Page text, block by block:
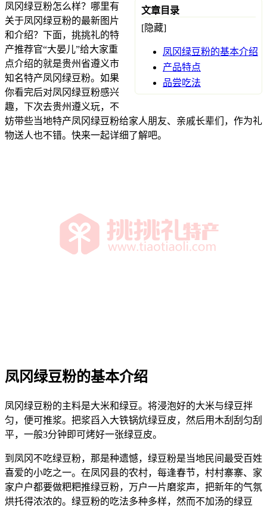
文章目录
[隐藏]
凤冈绿豆粉的基本介绍
产品特点
品尝吃法
凤冈绿豆粉怎么样？哪里有
关于凤冈绿豆粉的最新图片
和介绍？下面，挑挑礼的特
产推荐官“大晏儿”给大家重
点介绍的就是贵州省遵义市
知名特产凤冈绿豆粉。如果
你看完后对凤冈绿豆粉感兴
趣，下次去贵州遵义玩，不
妨带些当地特产凤冈绿豆粉给家人朋友、亲戚长辈们，作为礼
物送人也不错。快来一起详细了解吧。
凤冈绿豆粉的基本介绍
凤冈绿豆粉的主料是大米和绿豆。将浸泡好的大米与绿豆拌
匀，便可推浆。把浆舀入大铁锅炕绿豆皮，然后用木刮刮匀刮
平，一般3分钟即可烤好一张绿豆皮。
到凤冈不吃绿豆粉，那是种遗憾，绿豆粉是当地民间最受百姓
喜爱的小吃之一。在凤冈县的农村，每逢春节，村村寨寨、家
家户户都要做粑粑推绿豆粉，万户一片磨浆声，把新年的气氛
烘托得浓浓的。绿豆粉的吃法多种多样，然而不加汤的绿豆